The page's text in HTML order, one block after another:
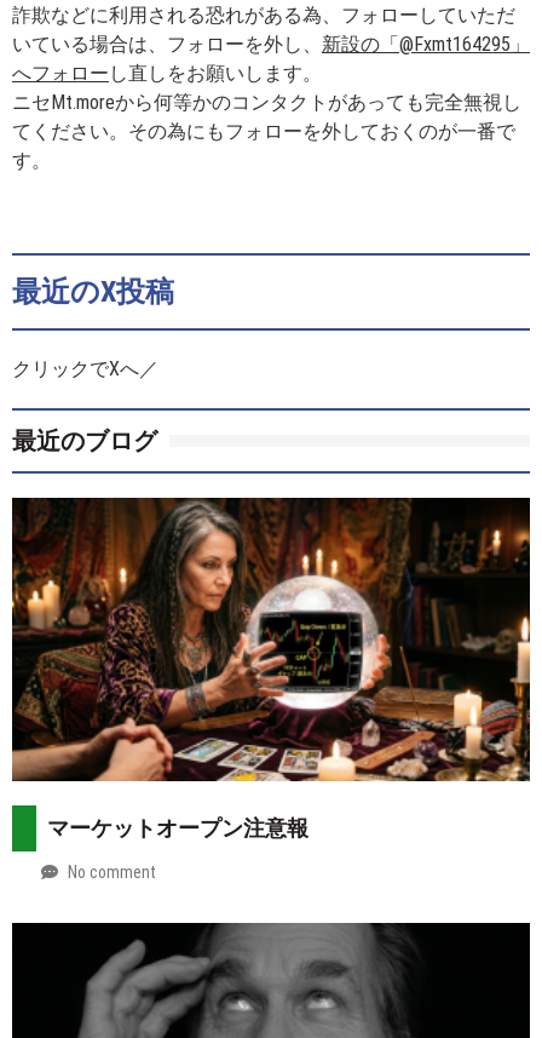
詐欺などに利用される恐れがある為、フォローしていただ
いている場合は、フォローを外し、 新設の「@Fxmt164295」
へフォロー し直しをお願いします。
ニセMt.moreから何等かのコンタクトがあっても完全無視し
てください。その為にもフォローを外しておくのが一番で
す。
最近のX投稿
クリックでXへ／
最近のブログ
マーケットオープン注意報
by
No comment